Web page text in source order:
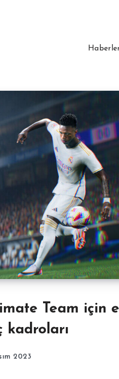
Team için
kadroları
2023